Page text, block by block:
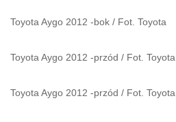
Toyota Aygo 2012 -bok / Fot. Toyota
Toyota Aygo 2012 -przód / Fot. Toyota
Toyota Aygo 2012 -przód / Fot. Toyota